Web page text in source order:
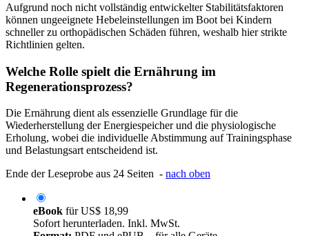
Aufgrund noch nicht vollständig entwickelter Stabilitätsfaktoren
können ungeeignete Hebeleinstellungen im Boot bei Kindern
schneller zu orthopädischen Schäden führen, weshalb hier strikte
Richtlinien gelten.
Welche Rolle spielt die Ernährung im
Regenerationsprozess?
Die Ernährung dient als essenzielle Grundlage für die
Wiederherstellung der Energiespeicher und die physiologische
Erholung, wobei die individuelle Abstimmung auf Trainingsphase
und Belastungsart entscheidend ist.
Ende der Leseprobe aus 24 Seiten - nach oben
eBook fürUS$ 18,99
Sofort herunterladen. Inkl. MwSt.